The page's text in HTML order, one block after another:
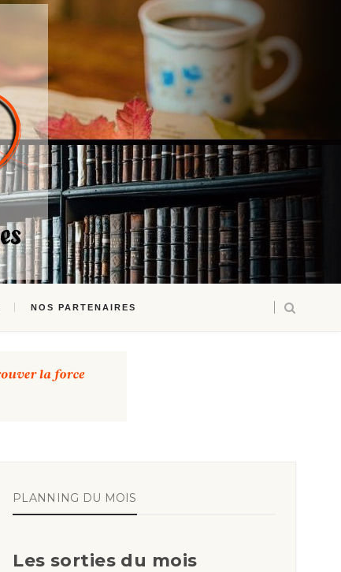
NOS PARTENAIRES
PLANNING DU MOIS
Les sorties du mois